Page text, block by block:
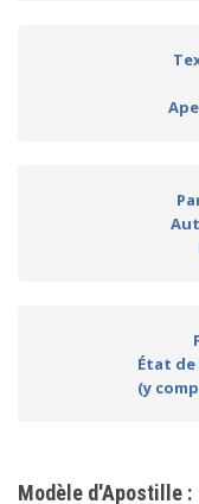
État de
(y
Modèle d'Apostille :